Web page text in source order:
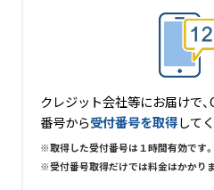
クレジット会社等にお届けで
番号から受付番号を取得して
取得した受付番号は１時間有効です。
受付番号取得だけでは料金はかかりま